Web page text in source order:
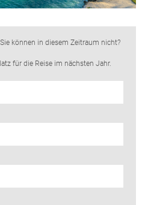
können in diesem Zeitraum nicht?
für die Reise im nächsten Jahr.